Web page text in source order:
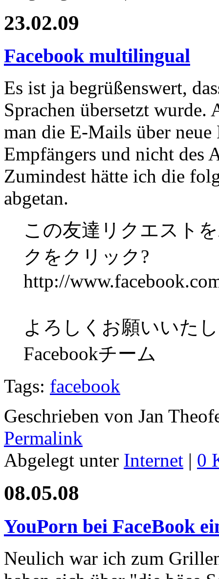
23.02.09
Facebook multilingual
Es ist ja begrüßenswert,
Sprachen übersetzt
man die E-Mails über
Empfängers und nicht des
Zumindest hätte ich die
abgetan.
この友達リクエスト
クをクリック?
http://
よろしくお願いいた
Facebookチーム
Tags: facebook
Geschrieben von Jan
Permalink
Abgelegt unter Internet | 0
08.05.08
YouPorn bei FaceBook
Neulich war ich zum